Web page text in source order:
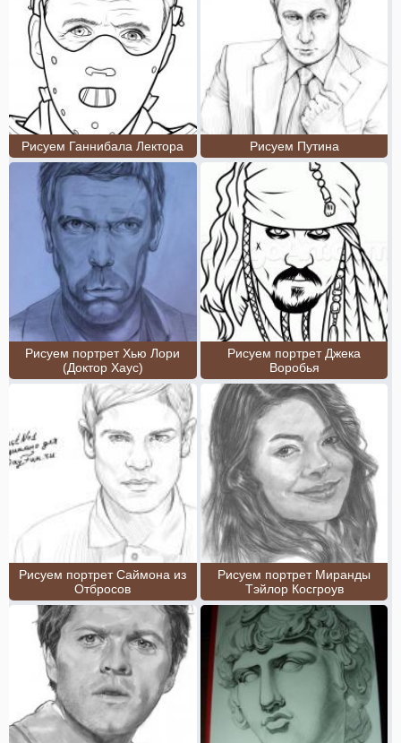
Рисуем Ганнибала Лектора Рисуем Путина
Рисуем портрет Хью Лори
(Доктор Хаус)
Рисуем портрет Джека
Воробья
Рисуем портрет Саймона из
Отбросов
Рисуем портрет Миранды
Тэйлор Косгроув